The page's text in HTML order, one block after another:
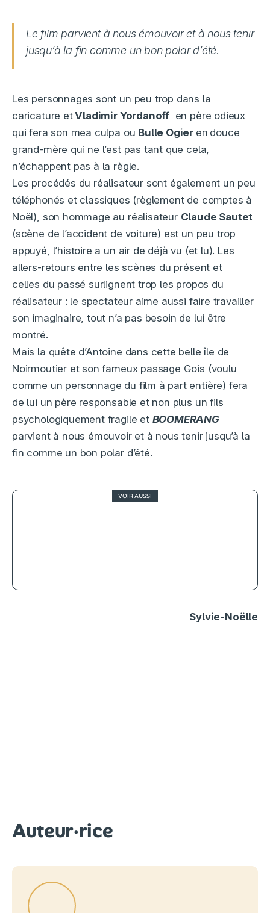
Le film parvient à nous émouvoir et à nous tenir
jusqu’à la fin comme un bon polar d’été.
Les personnages sont un peu trop dans la
caricature etVladimir Yordanoff en père odieux
qui fera son mea culpa ou Bulle Ogier en douce
grand-mère qui ne l’est pas tant que cela,
n’échappent pas à la règle.
Les procédés du réalisateur sont également un peu
téléphonés et classiques (règlement de comptes à
Noël), son hommage au réalisateur Claude Sautet
(scène de l’accident de voiture) est un peu trop
appuyé, l’histoire a un air de déjà vu (et lu). Les
allers-retours entre les scènes du présent et
celles du passé surlignent trop les propos du
réalisateur : le spectateur aime aussi faire travailler
son imaginaire, tout n’a pas besoin de lui être
montré.
Mais la quête d’Antoine dans cette belle île de
Noirmoutier et son fameux passage Gois (voulu
comme un personnage du film à part entière) fera
de lui un père responsable et non plus un fils
psychologiquement fragile et BOOMERANG
parvient à nous émouvoir et à nous tenir jusqu’à la
fin comme un bon polar d’été.
VOIR AUSSI
Sylvie-Noëlle
Auteur·rice